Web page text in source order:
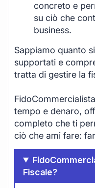
concreto e
su ciò che
business.
Sappiamo quanto
supportati e
tratta di gestire la
tempo e denaro,
completo che ti
ciò che ami fare:
Fiscale?